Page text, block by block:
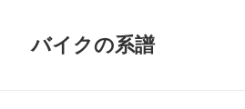
バイクの系譜